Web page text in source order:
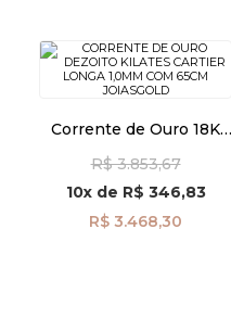
Corrente de Ouro 18K
com 65cm co01845
R$ 3.853,67
10xde R$ 346,83
R$ 3.468,30